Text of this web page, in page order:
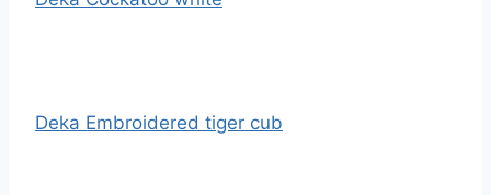
Deka Embroidered tiger cub